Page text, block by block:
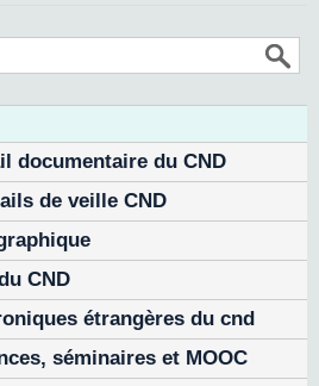
documentaire du CND
de veille CND
CND
étrangères du cnd
séminaires et MOOC